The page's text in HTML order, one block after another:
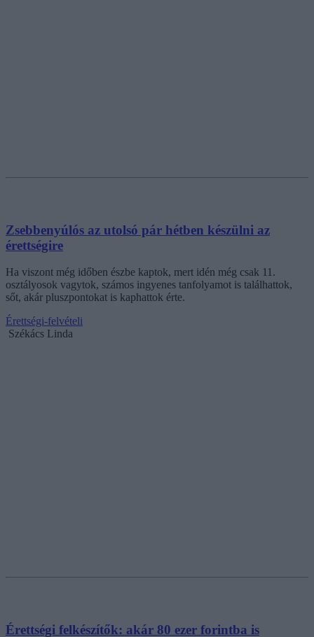
Zsebbenyúlós az utolsó pár hétben készülni az
érettségire
Ha viszont még időben észbe kaptok, mert idén még csak 11.
osztályosok vagytok, számos ingyenes tanfolyamot is találhattok,
sőt, akár pluszpontokat is kaphattok érte.
Érettségi-felvételi
Székács Linda
Érettségi felkészítők: akár 80 ezer forintba is